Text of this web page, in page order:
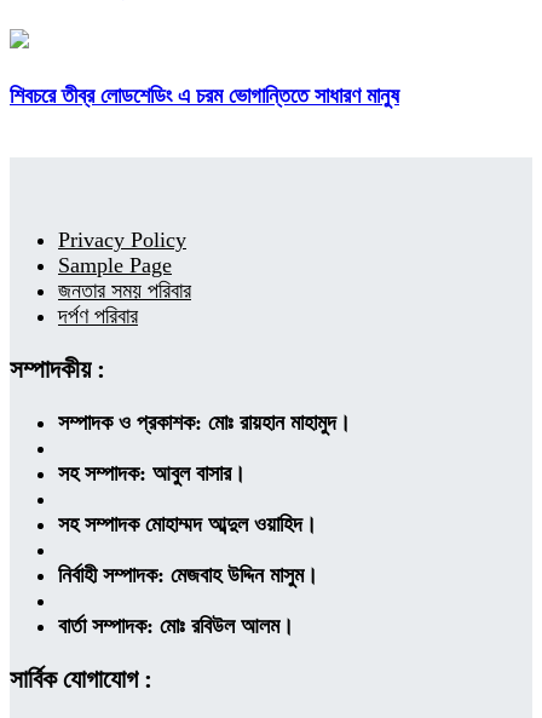
শিবচরে তীব্র লোডশেডিং এ চরম ভোগান্তিতে সাধারণ মানুষ
Privacy Policy
Sample Page
জনতার সময় পরিবার
দর্পণ পরিবার
সম্পাদকীয় :
সম্পাদক ও প্রকাশক: মোঃ রায়হান মাহামুদ।
সহ সম্পাদক: আবুল বাসার।
সহ সম্পাদক মোহাম্মদ আব্দুল ওয়াহিদ।
নির্বাহী সম্পাদক: মেজবাহ উদ্দিন মাসুম।
বার্তা সম্পাদক: মোঃ রবিউল আলম।
সার্বিক যোগাযোগ :